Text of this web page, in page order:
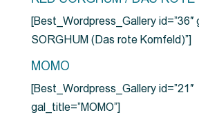
[Best_Wordpress_Gallery id=”36″
SORGHUM (Das rote Kornfeld)”]
MOMO
[Best_Wordpress_Gallery id=”21″
gal_title=”MOMO”]